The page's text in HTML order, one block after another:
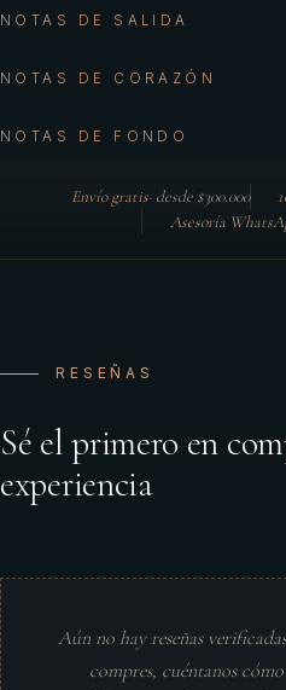
NOTAS DE SALIDA
NOTAS DE CORAZÓN
NOTAS DE FONDO
Envío gratis· desde $300.000
Asesoría
RESEÑAS
Sé el primero en
experiencia
Aún no hay reseñas
compres, cuéntanos